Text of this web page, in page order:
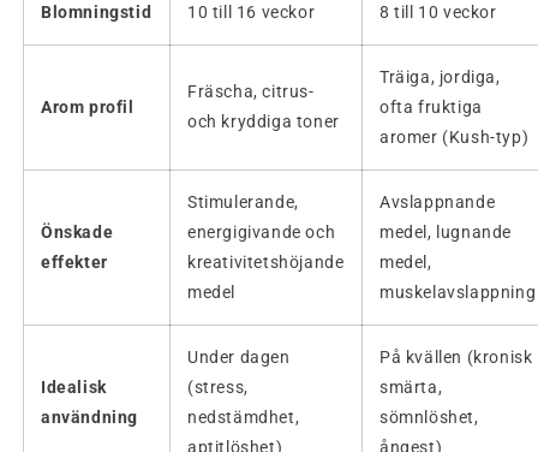
Blomningstid 10 till 16 veckor 8 till 10 veckor
Arom profil
Fräscha, citrus-
och kryddiga toner
Träiga, jordiga,
ofta fruktiga
aromer (Kush-typ)
Önskade
effekter
Stimulerande,
energigivande och
kreativitetshöjande
medel
Avslappnande
medel, lugnande
medel,
muskelavslappning
Idealisk
användning
Under dagen
(stress,
nedstämdhet,
aptitlöshet)
På kvällen (kronisk
smärta,
sömnlöshet,
ångest)